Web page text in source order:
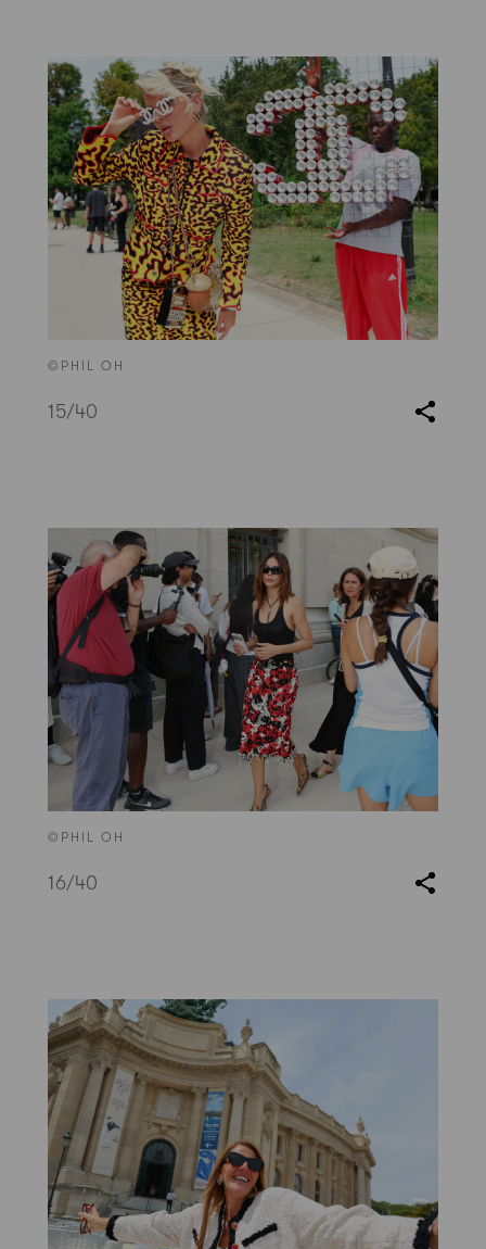
©PHIL OH
15/40
©PHIL OH
16/40